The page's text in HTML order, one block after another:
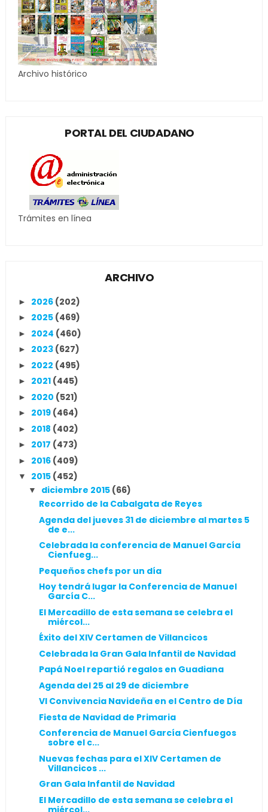
Archivo histórico
PORTAL DEL CIUDADANO
Trámites en línea
ARCHIVO
► 2026 (202)
► 2025 (469)
► 2024 (460)
► 2023 (627)
► 2022 (495)
► 2021 (445)
► 2020 (521)
► 2019 (464)
► 2018 (402)
► 2017 (473)
► 2016 (409)
▼ 2015 (452)
▼ diciembre 2015 (66)
Recorrido de la Cabalgata de Reyes
Agenda del jueves 31 de diciembre al martes 5
de e...
Celebrada la conferencia de Manuel García
Cienfueg...
Pequeños chefs por un día
Hoy tendrá lugar la Conferencia de Manuel
García C...
El Mercadillo de esta semana se celebra el
miércol...
Éxito del XIV Certamen de Villancicos
Celebrada la Gran Gala Infantil de Navidad
Papá Noel repartió regalos en Guadiana
Agenda del 25 al 29 de diciembre
VI Convivencia Navideña en el Centro de Día
Fiesta de Navidad de Primaria
Conferencia de Manuel García Cienfuegos
sobre el c...
Nuevas fechas para el XIV Certamen de
Villancicos ...
Gran Gala Infantil de Navidad
El Mercadillo de esta semana se celebra el
miércol...